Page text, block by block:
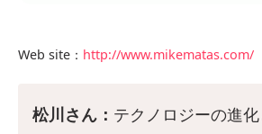
Web site： http://www.mikematas.com/
松川さん： テクノロジーの進